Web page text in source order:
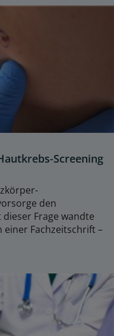
Screening
den
Frage wandte
einer Fachzeitschrift –